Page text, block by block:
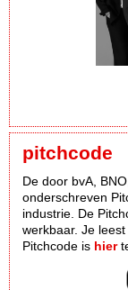
pitchcode
De door bvA,
onderschreven
industrie. De
werkbaar. Je
Pitchcode is hier